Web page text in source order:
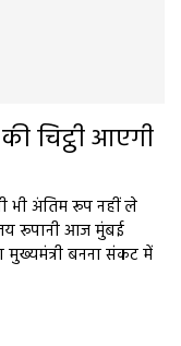
चिट्ठी आएगी
भी अंतिम रूप नहीं ले
रूपानी आज मुंबई
बनना संकट में